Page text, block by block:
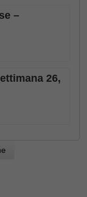
–
26,